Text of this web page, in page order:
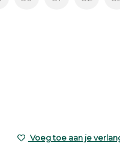
Voeg toe aan je